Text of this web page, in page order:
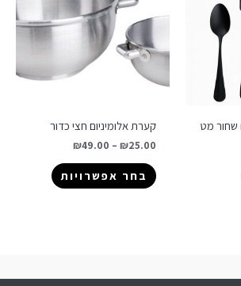
קערת אלומיניום חצי כדור
₪25.00
–
₪49.00
בחר אפשרויות